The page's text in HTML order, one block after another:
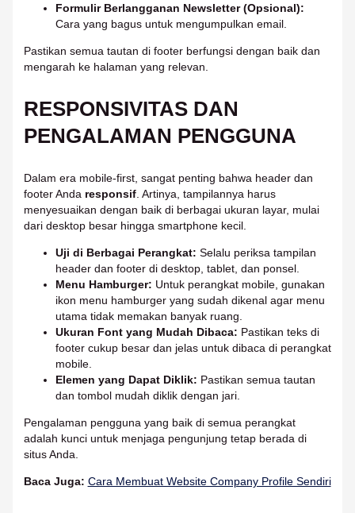
Formulir Berlangganan Newsletter (Opsional):
Cara yang bagus untuk mengumpulkan email.
Pastikan semua tautan di footer berfungsi dengan baik dan
mengarah ke halaman yang relevan.
RESPONSIVITAS DAN
PENGALAMAN PENGGUNA
Dalam era mobile-first, sangat penting bahwa header dan
footer Anda responsif. Artinya, tampilannya harus
menyesuaikan dengan baik di berbagai ukuran layar, mulai
dari desktop besar hingga smartphone kecil.
Uji di Berbagai Perangkat: Selalu periksa tampilan
header dan footer di desktop, tablet, dan ponsel.
Menu Hamburger: Untuk perangkat mobile, gunakan
ikon menu hamburger yang sudah dikenal agar menu
utama tidak memakan banyak ruang.
Ukuran Font yang Mudah Dibaca: Pastikan teks di
footer cukup besar dan jelas untuk dibaca di perangkat
mobile.
Elemen yang Dapat Diklik: Pastikan semua tautan
dan tombol mudah diklik dengan jari.
Pengalaman pengguna yang baik di semua perangkat
adalah kunci untuk menjaga pengunjung tetap berada di
situs Anda.
Baca Juga: Cara Membuat Website Company Profile Sendiri